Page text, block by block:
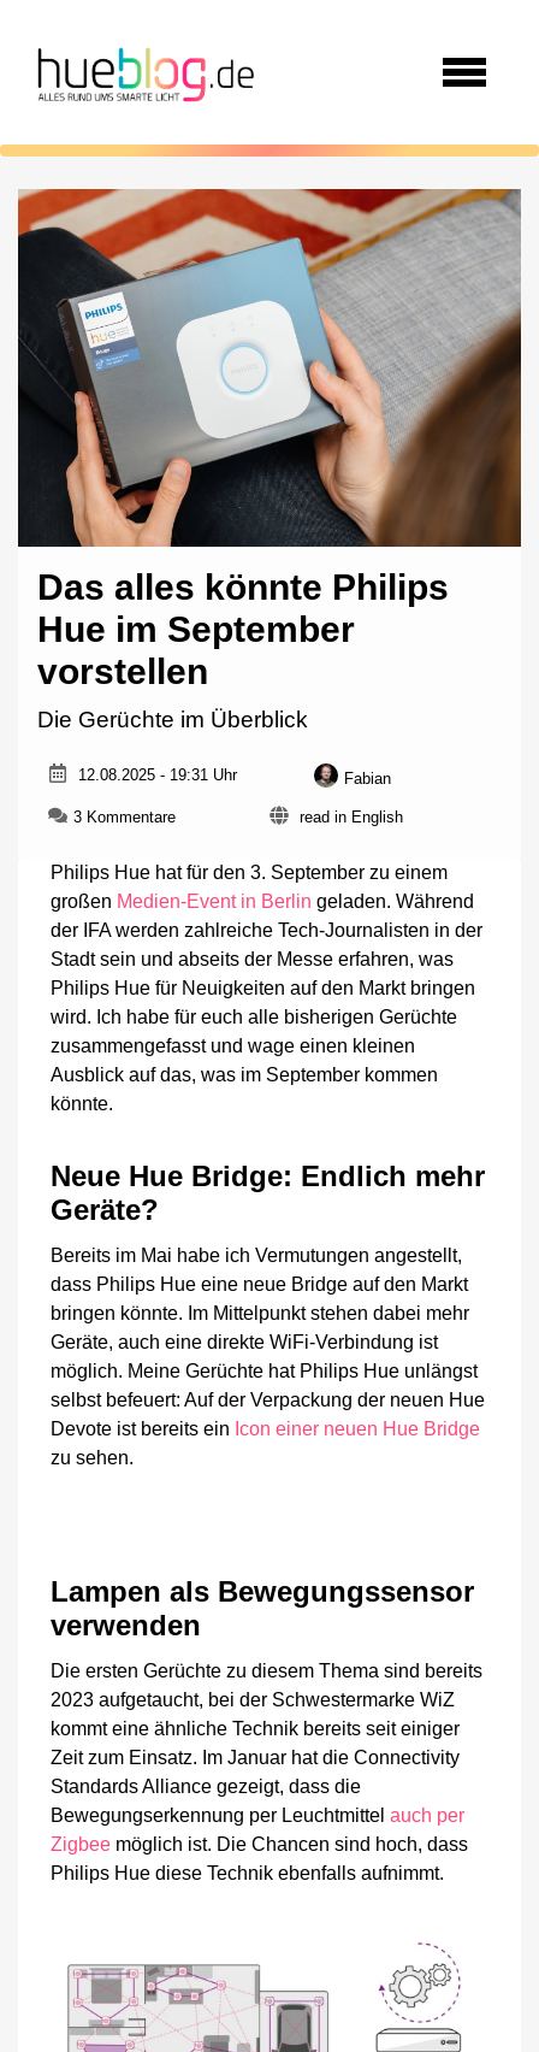
Das alles könnte Philips
Hue im September
vorstellen
Die Gerüchte im Überblick
12.08.2025 - 19:31 Uhr Fabian
3 Kommentarezu
alles
könnte
Philips
Hue
im
vorstellen
read in English
Philips Hue hat für den 3. September zu einem
großen Medien-Event in Berlin geladen. Während
der IFA werden zahlreiche Tech-Journalisten in der
Stadt sein und abseits der Messe erfahren, was
Philips Hue für Neuigkeiten auf den Markt bringen
wird. Ich habe für euch alle bisherigen Gerüchte
zusammengefasst und wage einen kleinen
Ausblick auf das, was im September kommen
könnte.
Neue Hue Bridge: Endlich mehr
Geräte?
Bereits im Mai habe ich Vermutungen angestellt,
dass Philips Hue eine neue Bridge auf den Markt
bringen könnte. Im Mittelpunkt stehen dabei mehr
Geräte, auch eine direkte WiFi-Verbindung ist
möglich. Meine Gerüchte hat Philips Hue unlängst
selbst befeuert: Auf der Verpackung der neuen Hue
Devote ist bereits ein Icon einer neuen Hue Bridge
zu sehen.
Lampen als Bewegungssensor
verwenden
Die ersten Gerüchte zu diesem Thema sind bereits
2023 aufgetaucht, bei der Schwestermarke WiZ
kommt eine ähnliche Technik bereits seit einiger
Zeit zum Einsatz. Im Januar hat die Connectivity
Standards Alliance gezeigt, dass die
Bewegungserkennung per Leuchtmittel auch per
Zigbee möglich ist. Die Chancen sind hoch, dass
Philips Hue diese Technik ebenfalls aufnimmt.